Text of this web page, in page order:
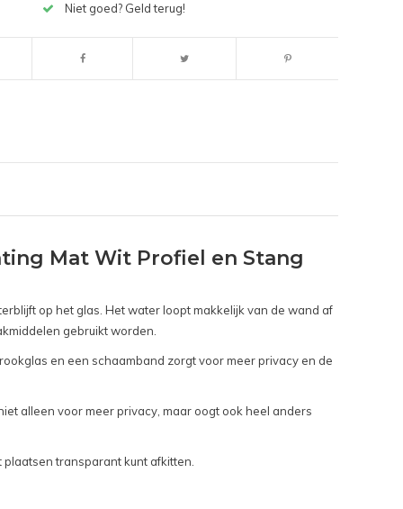
Afbeelding vergroten
Niet goed? Geld terug!
Mat Wit Profiel en Stang
op het glas. Het water loopt makkelijk van de wand af
gebruikt worden.
en een schaamband zorgt voor meer privacy en de
alleen voor meer privacy, maar oogt ook heel anders
transparant kunt afkitten.